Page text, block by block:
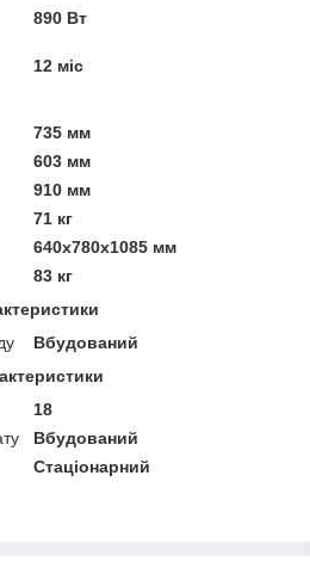
890 Вт
12 міс
735 мм
603 мм
910 мм
71 кг
640х780х1085 мм
83 кг
Вбудований
18
Вбудований
Стаціонарний